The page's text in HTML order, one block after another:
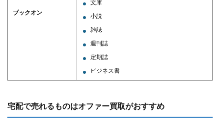
ブックオン
文庫
小説
雑誌
週刊誌
定期誌
ビジネス書
宅配で売れるものはオファー買取がおすすめ